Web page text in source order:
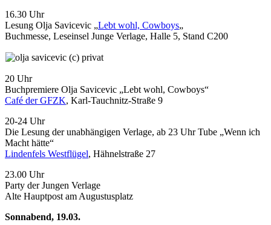
16.30 Uhr
Lesung Olja Savicevic „Lebt wohl, Cowboys„
Buchmesse, Leseinsel Junge Verlage, Halle 5, Stand C200
20 Uhr
Buchpremiere Olja Savicevic „Lebt wohl, Cowboys“
Café der GFZK, Karl-Tauchnitz-Straße 9
20-24 Uhr
Die Lesung der unabhängigen Verlage, ab 23 Uhr Tube „Wenn ich
Macht hätte“
Lindenfels Westflügel, Hähnelstraße 27
23.00 Uhr
Party der Jungen Verlage
Alte Hauptpost am Augustusplatz
Sonnabend, 19.03.